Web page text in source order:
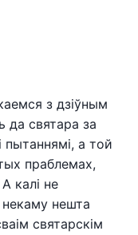
з дзіўным
да святара за
а той
праблемах,
калі не
нешта
святарскім